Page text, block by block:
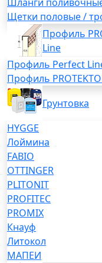
Шланги
Щетки половые /
Профиль
Line
Профиль Perfect
Профиль
Грунтовка
HYGGE
Лоймина
FABIO
OTTINGER
PLITONIT
PROFITEC
PROMIX
Кнауф
Литокол
МАПЕИ